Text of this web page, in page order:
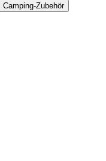
Camping-Zubehör